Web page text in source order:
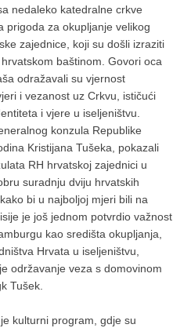
nedaleko katedralne crkve
prigoda za okupljanje velikog
zajednice, koji su došli izraziti
baštinom. Govori oca
odražavali su vjernost
i vezanost uz Crkvu, ističući
i vjere u iseljeništvu.
konzula Republike
Kristijana Tušeka, pokazali
RH hrvatskoj zajednici u
suradnju dviju hrvatskih
bi u najboljoj mjeri bili na
je još jednom potvrdio važnost
kao središta okupljanja,
Hrvata u iseljeništvu,
održavanje veza s domovinom
Tušek.
kulturni program, gdje su